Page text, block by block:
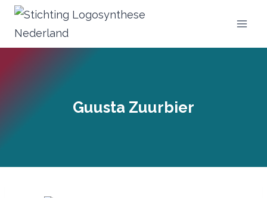
Doorgaan
naar
inhoud
Guusta Zuurbier